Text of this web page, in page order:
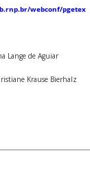
webconf/pgetex
Lange de Aguiar
Krause Bierhalz